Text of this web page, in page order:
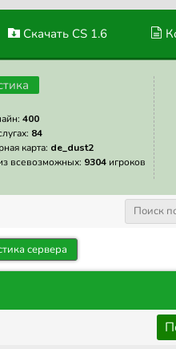
Скачать CS 1.6
400
84
карта: de_dust2
всевозможных: 9304 игроков
сервера